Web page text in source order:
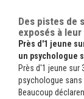
Des pistes de
exposés à
Près d'1 jeune
un psychologue
Près d'1 jeune sur
psychologue sans
Beaucoup